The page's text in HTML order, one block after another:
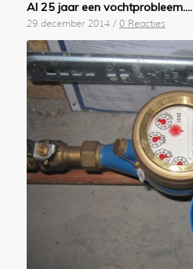
Al 25 jaar een vochtprobleem….
29 december 2014 / 0 Reacties